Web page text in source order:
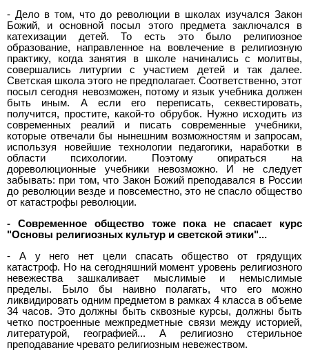
- Дело в том, что до революции в школах изучался Закон
Божий, и основной посыл этого предмета заключался в
катехизации детей. То есть это было религиозное
образование, направленное на вовлечение в религиозную
практику, когда занятия в школе начинались с молитвы,
совершались литургии с участием детей и так далее.
Светская школа этого не предполагает. Соответственно, этот
посыл сегодня невозможен, потому и язык учебника должен
быть иным. А если его переписать, секвестировать,
получится, простите, какой-то обрубок. Нужно исходить из
современных реалий и писать современные учебники,
которые отвечали бы нынешним возможностям и запросам,
используя новейшие технологии педагогики, наработки в
области психологии. Поэтому опираться на
дореволюционные учебники невозможно. И не следует
забывать: при том, что Закон Божий преподавался в России
до революции везде и повсеместно, это не спасло общество
от катастрофы революции.
- Современное общество тоже пока не спасает курс
"Основы религиозных культур и светской этики"...
- А у него нет цели спасать общество от грядущих
катастроф. Но на сегодняшний момент уровень религиозного
невежества зашкаливает мыслимые и немыслимые
пределы. Было бы наивно полагать, что его можно
ликвидировать одним предметом в рамках 4 класса в объеме
34 часов. Это должны быть сквозные курсы, должны быть
четко построенные межпредметные связи между историей,
литературой, географией... А религиозно стерильное
преподавание чревато религиозным невежеством.